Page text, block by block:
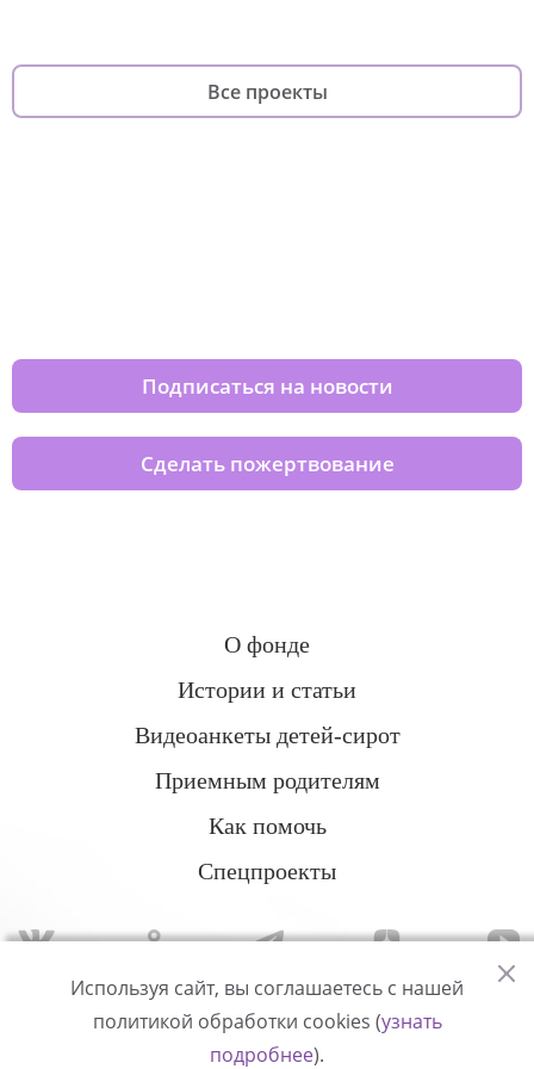
Все проекты
Подписаться на новости
Сделать пожертвование
О фонде
Истории и статьи
Видеоанкеты детей-сирот
Приемным родителям
Как помочь
Спецпроекты
Политика конфиденциальности
Используя сайт, вы соглашаетесь с нашей
политикой обработки cookies (узнать
подробнее).